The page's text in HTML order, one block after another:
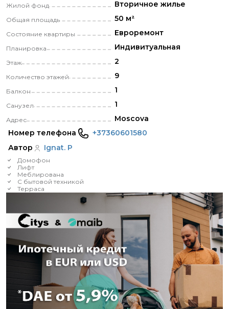
Жилой фонд Вторичное жилье
Общая площадь 50 м²
Состояние квартиры Eвроремонт
Планировка Индивитуальная
Этаж 2
Количество этажей 9
Балкон 1
Санузел 1
Адрес
Moscova
Номер телефона
+37360601580
Автор
Ignat. P
Домофон
Лифт
Меблирована
С бытовой техникой
Терраса